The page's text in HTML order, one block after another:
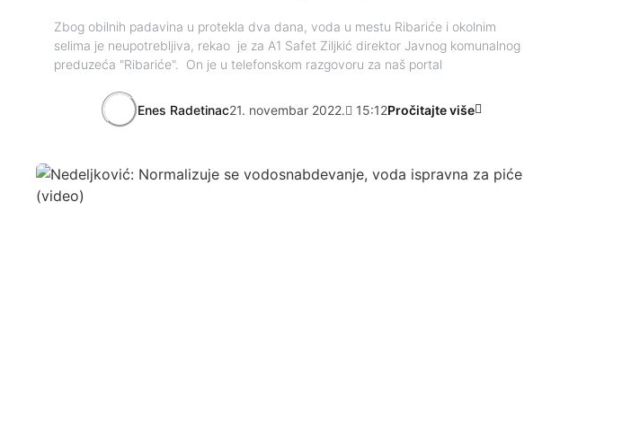
Zbog obilnih padavina u protekla dva dana, voda u mestu Ribariće i okolnim
selima je neupotrebljiva, rekao je za A1 Safet Ziljkić direktor Javnog komunalnog
preduzeća "Ribariće". On je u telefonskom razgovoru za naš portal
Enes Radetinac21. novembar 2022. 15:12Pročitajte više